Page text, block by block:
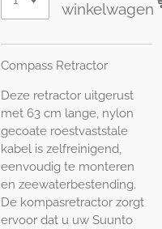
winkelwagen
Compass Retractor
Deze retractor uitgerust
met 63 cm lange, nylon
gecoate roestvaststale
kabel is zelfreinigend,
eenvoudig te monteren
en zeewaterbestending.
De kompasretractor zorgt
ervoor dat u uw Suunto